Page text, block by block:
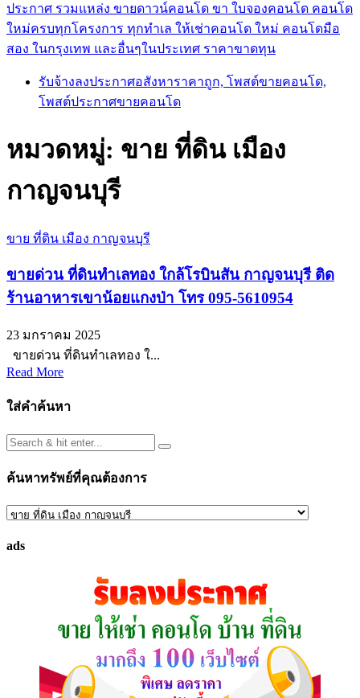
ประกาศ รวมแหล่ง ขายดาวน์คอนโด ขา ใบจองคอนโด คอนโด
ใหม่ครบทุกโครงการ ทุกทำเล ให้เช่าคอนโด ใหม่ คอนโดมือ
สอง ในกรุงเทพ และอื่นๆในประเทศ ราคาขาดทุน
รับจ้างลงประกาศอสังหาราคาถูก, โพสต์ขายคอนโด,
โพสต์ประกาศขายคอนโด
หมวดหมู่: ขาย ที่ดิน เมือง
กาญจนบุรี
ขาย ที่ดิน เมือง กาญจนบุรี
ขายด่วน ที่ดินทำเลทอง ใกล้โรบินสัน กาญจนบุรี ติด
ร้านอาหารเขาน้อยแกงป่า โทร 095-5610954
23 มกราคม 2025
ขายด่วน ที่ดินทำเลทอง ใ...
Read More
ใส่คำค้นหา
ค้นหาทรัพย์ที่คุณต้องการ
ค้นหา
ที่
ads